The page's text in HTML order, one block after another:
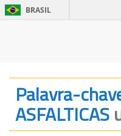
BRASIL
Palavra-
ASFALTICAS